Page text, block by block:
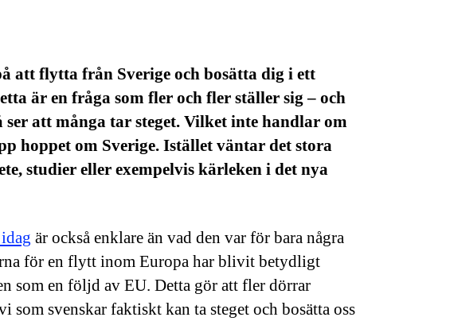
att flytta från Sverige och bosätta dig i ett
är en fråga som fler och fler ställer sig – och
ser att många tar steget. Vilket inte handlar om
hoppet om Sverige. Istället väntar det stora
studier eller exempelvis kärleken i det nya
är också enklare än vad den var för bara några
för en flytt inom Europa har blivit betydligt
som en följd av EU. Detta gör att fler dörrar
som svenskar faktiskt kan ta steget och bosätta oss